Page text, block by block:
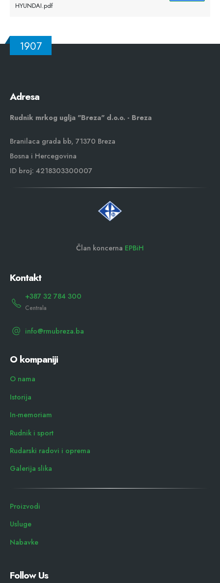
HYUNDAI.pdf
1907
Adresa
Rudnik mrkog uglja "Breza" d.o.o. - Breza
Branilaca grada bb, 71370 Breza
Bosna i Hercegovina
ID broj: 4218303300007
Član koncerna EPBiH
Kontakt
+387 32 784 300
Centrala
info@rmubreza.ba
O kompaniji
O nama
Istorija
In-memoriam
Rudnik i sport
Rudarski radovi i oprema
Galerija slika
Proizvodi
Usluge
Nabavke
Follow Us